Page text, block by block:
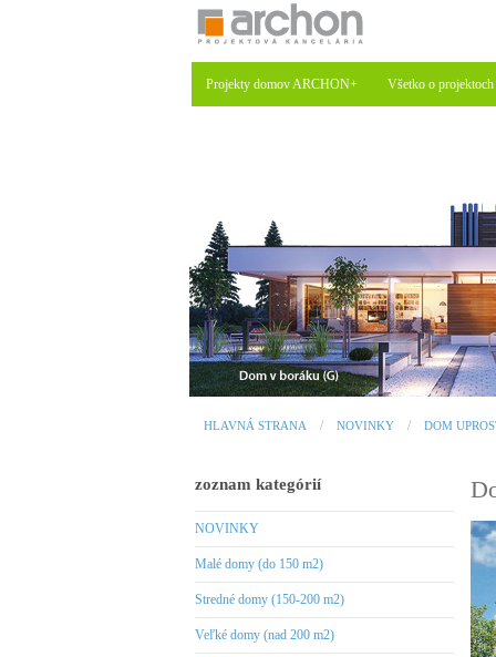
Projekty domov ARCHON+ Všetko o projektoch
HLAVNÁ STRANA NOVINKY DOM
zoznam kategórií
NOVINKY
Malé domy (do 150 m2)
Stredné domy (150-200 m2)
Veľké domy (nad 200 m2)